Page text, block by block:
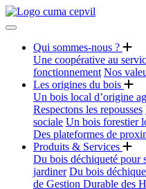
Qui sommes-nous ?
Une coopérative au
fonctionnement Nos
Les origines du bois
Un bois local d’origine
Respectons les repousses
sociale Un bois forestier
Des plateformes de
Produits & Services
Du bois déchiqueté pour
jardiner Du bois
de Gestion Durable des